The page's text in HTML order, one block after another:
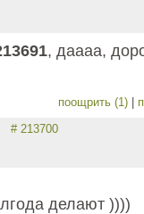
, даааа,
поощрить (1) |
# 213700
делают ))))